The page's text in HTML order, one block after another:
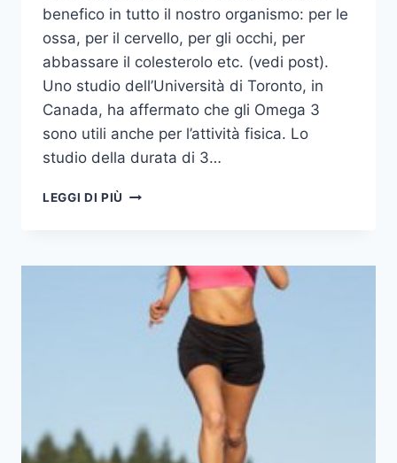
benefico in tutto il nostro organismo: per le
ossa, per il cervello, per gli occhi, per
abbassare il colesterolo etc. (vedi post).
Uno studio dell’Università di Toronto, in
Canada, ha affermato che gli Omega 3
sono utili anche per l’attività fisica. Lo
studio della durata di 3…
LEGGI DI PIÙ
3